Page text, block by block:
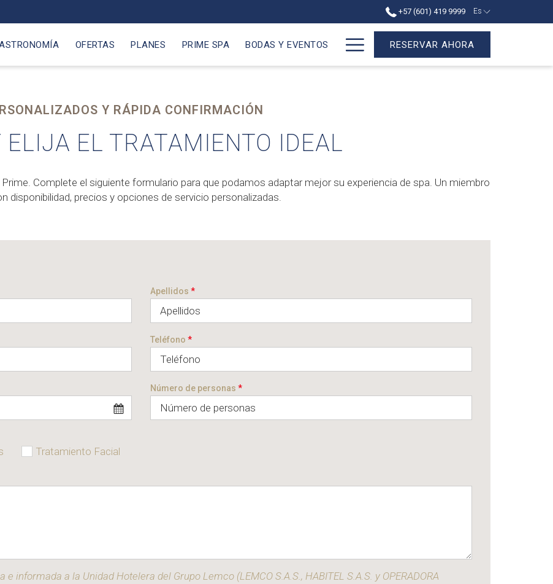
+57 (601) 419 9999 Es
OFERTAS PLANES PRIME SPA BODAS Y EVENTOS Hamburger
Menu
RESERVAR AHORA
Y RÁPIDA CONFIRMACIÓN
ELIJA EL TRATAMIENTO IDEAL
Complete el siguiente formulario para que podamos adaptar mejor su experiencia de spa. Un miembro
disponibilidad, precios y opciones de servicio personalizadas.
Apellidos *
Teléfono *
Número de personas *
Tratamiento Facial
informada a la Unidad Hotelera del Grupo Lemco (LEMCO S.A.S., HABITEL S.A.S. y OPERADORA